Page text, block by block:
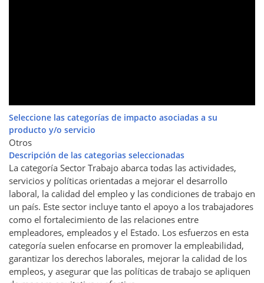
Seleccione las categorías de impacto asociadas a su
producto y/o servicio
Otros
Descripción de las categorias seleccionadas
La categoría Sector Trabajo abarca todas las actividades,
servicios y políticas orientadas a mejorar el desarrollo
laboral, la calidad del empleo y las condiciones de trabajo en
un país. Este sector incluye tanto el apoyo a los trabajadores
como el fortalecimiento de las relaciones entre
empleadores, empleados y el Estado. Los esfuerzos en esta
categoría suelen enfocarse en promover la empleabilidad,
garantizar los derechos laborales, mejorar la calidad de los
empleos, y asegurar que las políticas de trabajo se apliquen